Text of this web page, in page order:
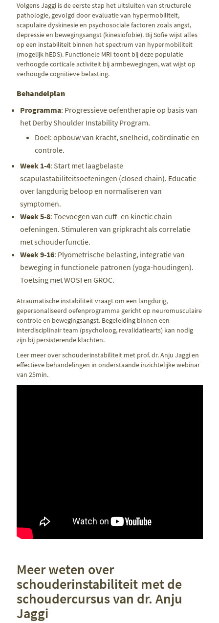
Volgens Jaggi is de eerste stap het uitsluiten van structurele
pathologie, gevolgd door evaluatie van hypermobiliteit,
scapulaire dyskinesie en psychosociale factoren zoals angst,
depressie en bewegingsangst (kinesiofobie). Bij Sofie wijst alles
op een instabiliteit binnen het spectrum van hypermobiliteit
(mogelijk hEDS). Functionele MRI toont bij deze populatie
verhoogde corticale activiteit bij armbewegingen, wat wijst op
verhoogde cognitieve belasting.
Behandelplan
Programma: Progressieve oefentherapie op basis van
het Derby Shoulder Instability Program.
Doel: opbouw van kracht, snelheid, coördinatie en
controle.
Week 1-4: Start met laagbelaste
scapulastabiliteitsoefeningen (closed chain). Educatie
over langdurig beloop en normaliseren van
symptomen.
Week 5-8: Toevoegen van cuff- en kinetic chain
oefeningen. Stimuleren van gripkracht als correlatie
met schouderfunctie.
Week 9-16: Plyometrische belasting, integratie van
beweging in functionele patronen (yoga-houdingen).
Toetsing met WOSI en GROC.
Atraumatische instabiliteit vraagt om een langdurig,
gepersonaliseerd oefenprogramma gericht op neuromusculaire
controle en bewegingsangst. Begeleiding binnen een
interdisciplinair team (psycholoog, revalidatiearts) kan nodig
zijn bij persisterende klachten.
Leer meer over schouderinstabiliteit met prof. dr. Anju Jaggi en
effectieve behandelingen in onderstaande inzichtelijke webinar
van 25min.
Meer weten over
schouderinstabiliteit met de
schoudercursus van dr. Anju
Jaggi